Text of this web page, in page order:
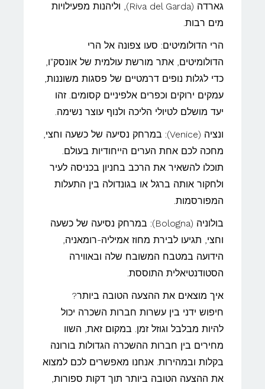
גארדה (Riva del Garda), וליהנות מפעילויות
מים רבות.
הרי הדולומיטים: סעו צפונה אל הרי
הדולומיטים, אתר מורשת עולמית של אונסק"ו,
כדי לגלות נופים דרמטיים של פסגות משוננות,
עמקים ירוקים וכפרים אלפיניים קסומים. זהו
יעד מושלם לטיולי הליכה ולנוף עוצר נשימה.
ונציה (Venice): במרחק נסיעה של כשעה וחצי,
מחכה לכם אחת הערים הייחודיות בעולם.
תוכלו להשאיר את הרכב בחניון בכניסה לעיר
ולחקור אותה ברגל או בגונדולה בין התעלות
המפורסמות.
בולוניה (Bologna): במרחק נסיעה של כשעה
וחצי, תגיעו לבירת מחוז אמיליה-רומאניה,
הידועה במטבח המשובח שלה ובאווירה
הסטודנטיאלית התוססת.
איך מוצאים את ההצעה הטובה ביותר?
חיפוש ידני בין עשרות חברות השכרה יכול
להיות מבלבל וגוזל זמן. במקום זאת, השוו
מחירים בין חברות ההשכרה הגדולות בורונה
בקלות ובמהירות. אנחנו מאפשרים לכם למצוא
את ההצעה הטובה ביותר תוך דקות ספורות,